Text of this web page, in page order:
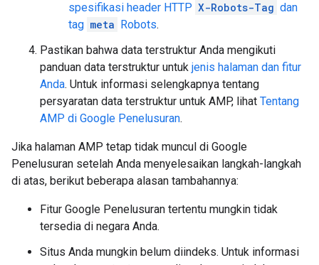
spesifikasi header HTTP X-Robots-Tag dan
tag meta Robots.
Pastikan bahwa data terstruktur Anda mengikuti
panduan data terstruktur untuk jenis halaman dan fitur
Anda. Untuk informasi selengkapnya tentang
persyaratan data terstruktur untuk AMP, lihat Tentang
AMP di Google Penelusuran.
Jika halaman AMP tetap tidak muncul di Google
Penelusuran setelah Anda menyelesaikan langkah-langkah
di atas, berikut beberapa alasan tambahannya:
Fitur Google Penelusuran tertentu mungkin tidak
tersedia di negara Anda.
Situs Anda mungkin belum diindeks. Untuk informasi